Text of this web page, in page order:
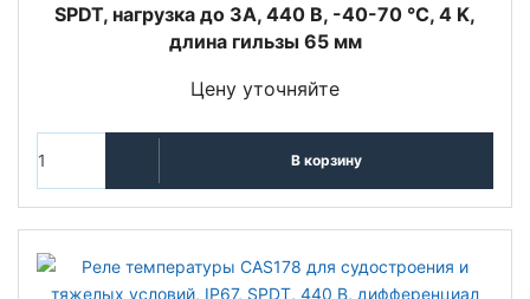
SPDT, нагрузка до 3А, 440 В, -40-70 °C, 4 K,
длина гильзы 65 мм
Цену уточняйте
В корзину